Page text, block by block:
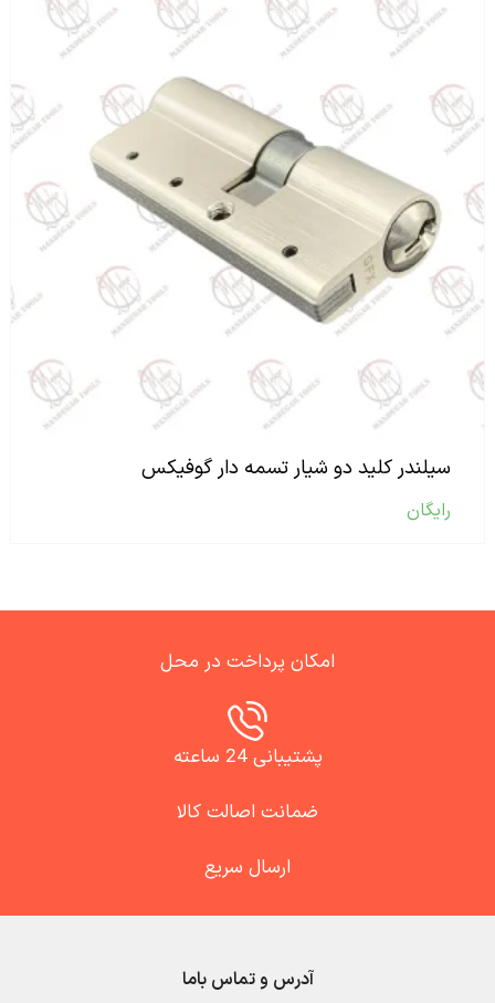
سیلندر کلید دو شیار تسمه دار گوفیکس
رایگان
امکان پرداخت در محل
پشتیبانی 24 ساعته
ضمانت اصالت کالا
ارسال سریع
آدرس و تماس باما